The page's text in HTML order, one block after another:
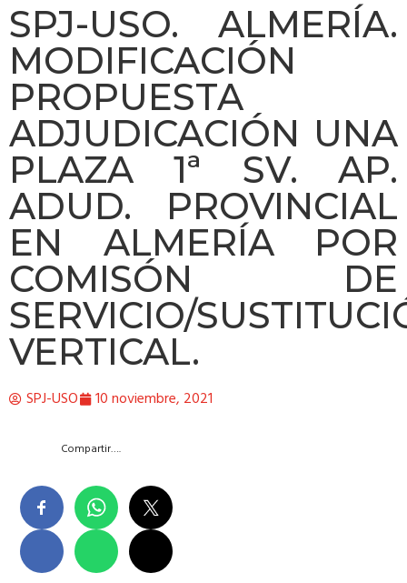
SPJ-USO. ALMERÍA.
MODIFICACIÓN
PROPUESTA
ADJUDICACIÓN UNA
PLAZA 1ª SV. AP.
ADUD. PROVINCIAL
EN ALMERÍA POR
COMISÓN DE
SERVICIO/
VERTICAL.
SPJ-USO 10 noviembre, 2021
Compartir….